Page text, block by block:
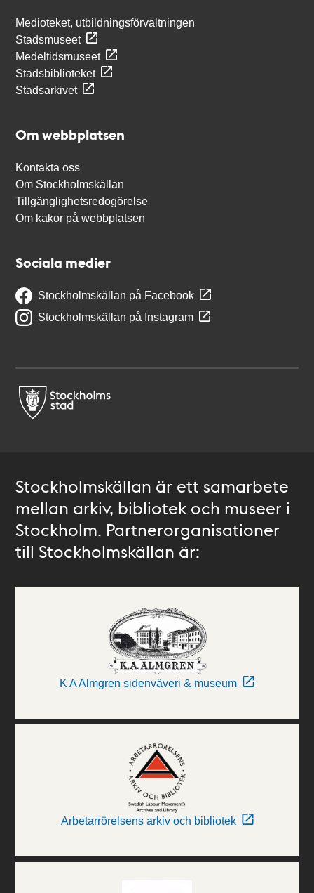
Medioteket, utbildningsförvaltningen
Stadsmuseet
Medeltidsmuseet
Stadsbiblioteket
Stadsarkivet
Om webbplatsen
Kontakta oss
Om Stockholmskällan
Tillgänglighetsredogörelse
Om kakor på webbplatsen
Sociala medier
Stockholmskällan på Facebook
Stockholmskällan på Instagram
Stockholmskällan är ett samarbete
mellan arkiv, bibliotek och museer i
Stockholm. Partnerorganisationer
till Stockholmskällan är:
K A Almgren sidenväveri & museum
Arbetarrörelsens arkiv och bibliotek